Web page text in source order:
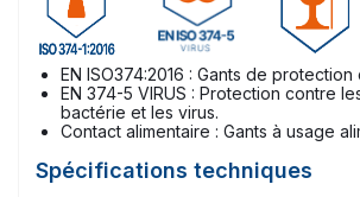
EN ISO374:2016 : Gants de protection
EN 374-5 VIRUS : Protection contre
bactérie et les virus.
Contact alimentaire : Gants à usage
Spécifications techniques